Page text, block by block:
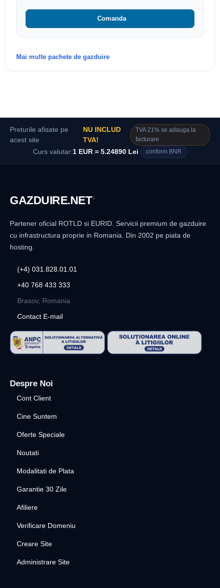
Comanda
Mai multe pachete de gazduire
Preturile afisate pe
acest site
NU INCLUD
TVA!
TVA 21% se adauga la
facturare
Curs valutar:1 EUR = 5.24890 Lei conform BNR
GAZDUIRE.NET®
Partener oficial ROTLD si EURID. Servicii premium de gazduire
cu infrastructura proprie in Romania. Din 2002 pe piata de
hosting.
(+4) 031.828.01.01
+40 768 433 333
Brasov, Romania
Contact E-mail
Despre Noi
Cont Client
Cine Suntem
Oferte Speciale
Noutati
Modalitati de Plata
Garantie 30 Zile
Afiliere
Verificare Domeniu
Creare Site
Administrare Site